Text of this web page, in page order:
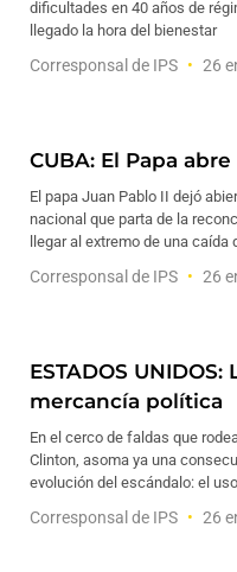
dificultades en 40 años de
llegado la hora del bienestar
Corresponsal de IPS 26
CUBA: El Papa
El papa Juan Pablo II dejó
nacional que parta de la
llegar al extremo de una
Corresponsal de IPS 26
ESTADOS
mercancía política
En el cerco de faldas que
Clinton, asoma ya una
evolución del escándalo: el
Corresponsal de IPS 26